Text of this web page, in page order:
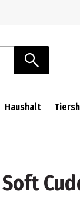
Haushalt